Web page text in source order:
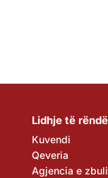
Lidhje të
Kuvendi
Qeveria
Agjencia e